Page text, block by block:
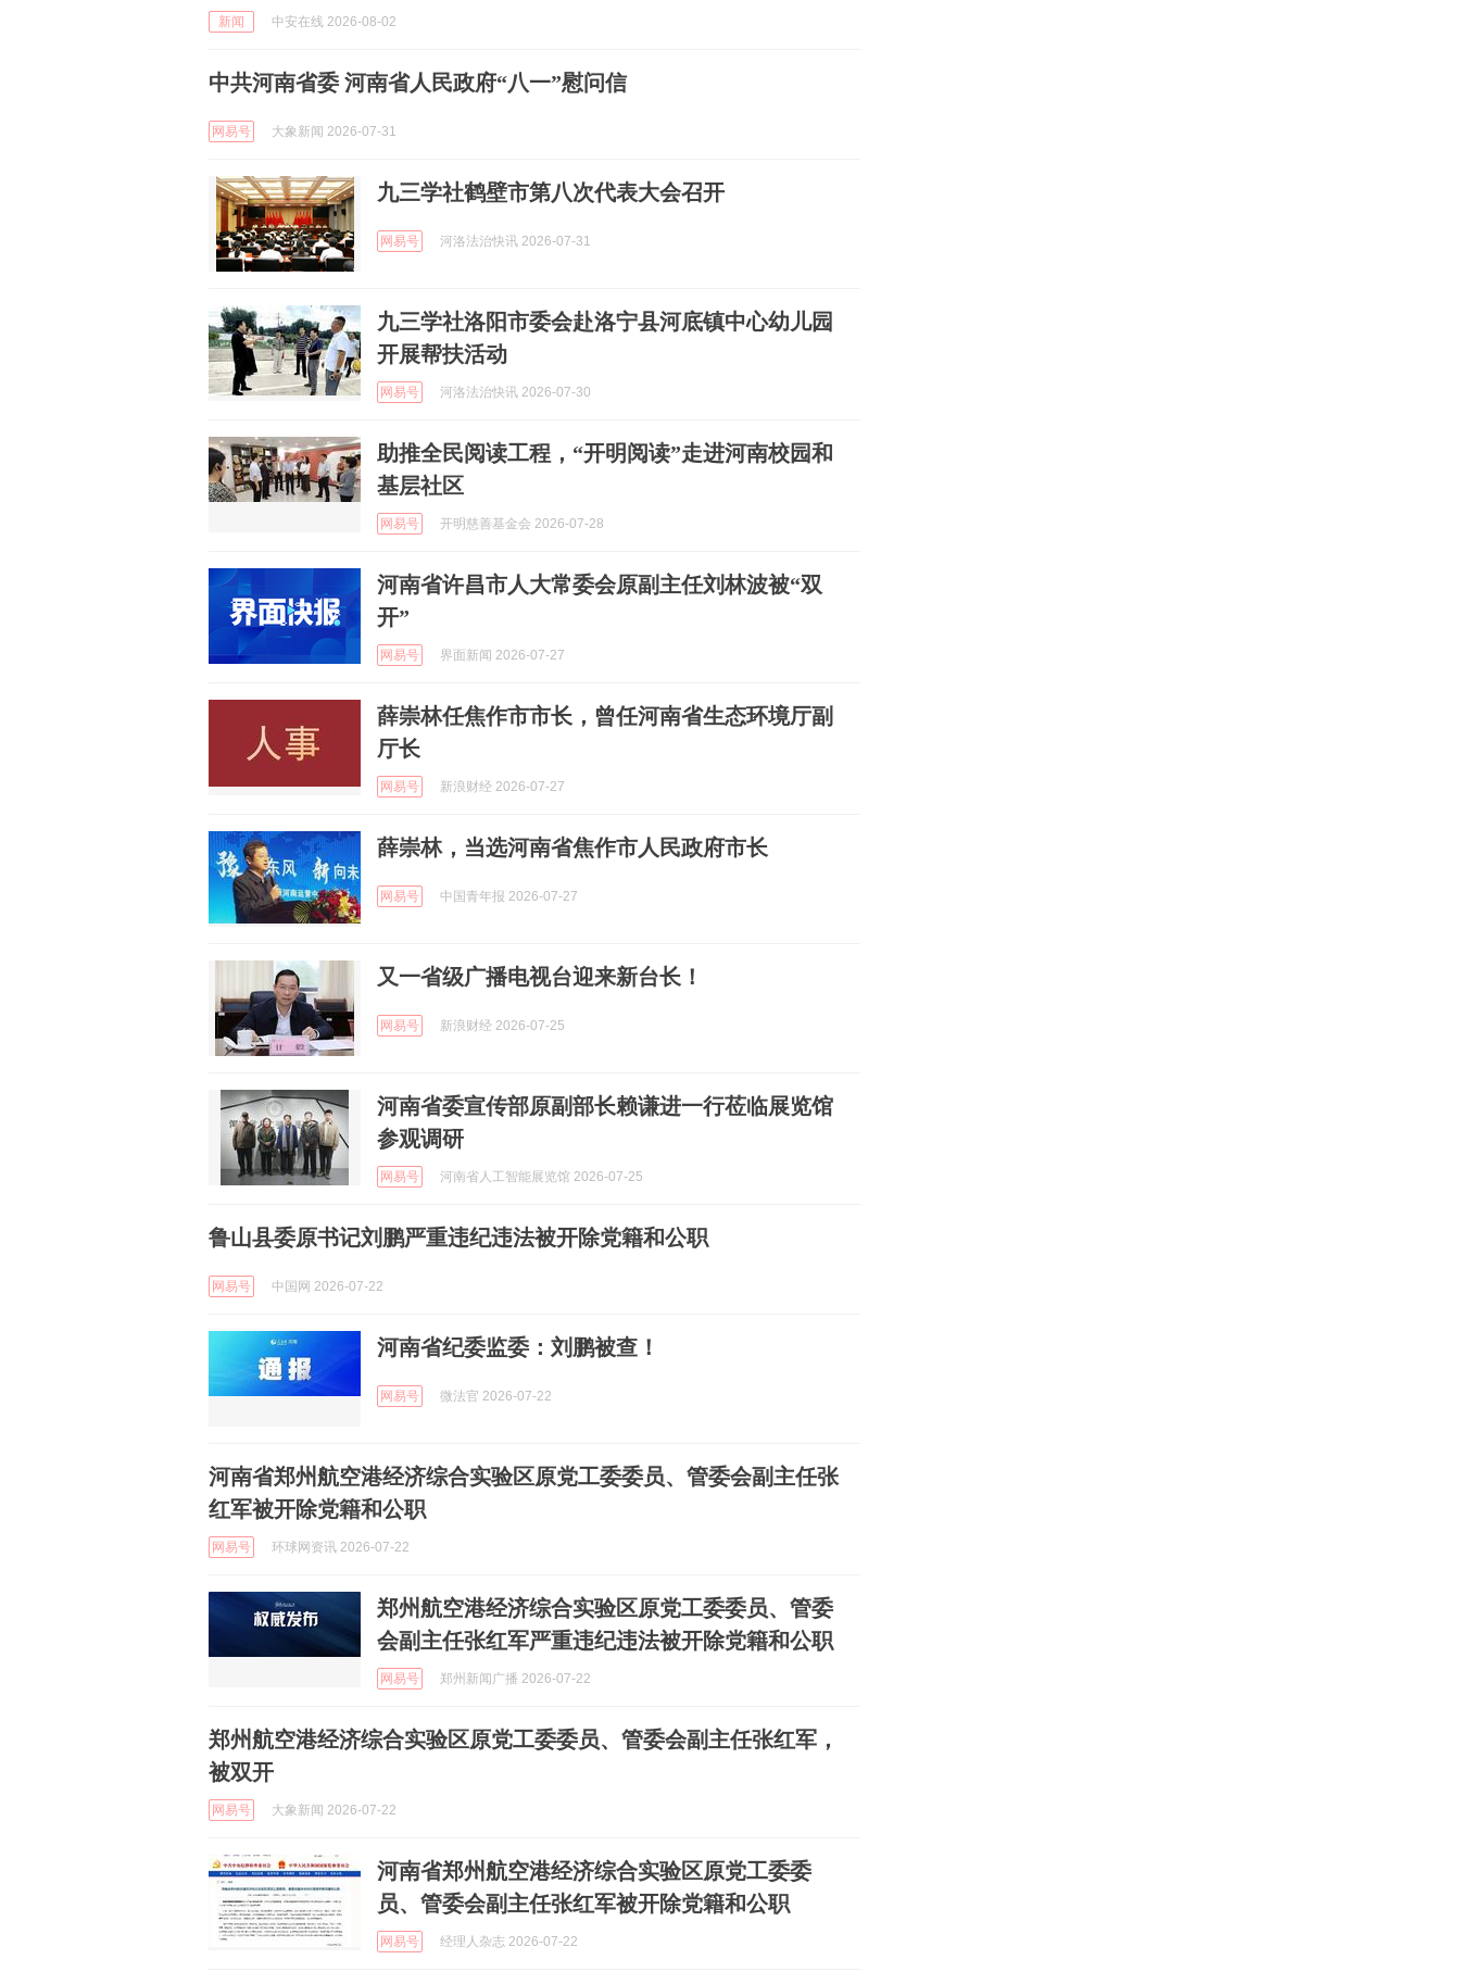
新闻 中安在线 2026-08-02
中共河南省委 河南省人民政府“八一”慰问信
网易号 大象新闻 2026-07-31
九三学社鹤壁市第八次代表大会召开
网易号 河洛法治快讯 2026-07-31
九三学社洛阳市委会赴洛宁县河底镇中心幼儿园
开展帮扶活动
网易号 河洛法治快讯 2026-07-30
助推全民阅读工程，“开明阅读”走进河南校园和
基层社区
网易号 开明慈善基金会 2026-07-28
河南省许昌市人大常委会原副主任刘林波被“双
开”
网易号 界面新闻 2026-07-27
薛崇林任焦作市市长，曾任河南省生态环境厅副
厅长
网易号 新浪财经 2026-07-27
薛崇林，当选河南省焦作市人民政府市长
网易号 中国青年报 2026-07-27
又一省级广播电视台迎来新台长！
网易号 新浪财经 2026-07-25
河南省委宣传部原副部长赖谦进一行莅临展览馆
参观调研
网易号 河南省人工智能展览馆 2026-07-25
鲁山县委原书记刘鹏严重违纪违法被开除党籍和公职
网易号 中国网 2026-07-22
河南省纪委监委：刘鹏被查！
网易号 微法官 2026-07-22
河南省郑州航空港经济综合实验区原党工委委员、管委会副主任张
红军被开除党籍和公职
网易号 环球网资讯 2026-07-22
郑州航空港经济综合实验区原党工委委员、管委
会副主任张红军严重违纪违法被开除党籍和公职
网易号 郑州新闻广播 2026-07-22
郑州航空港经济综合实验区原党工委委员、管委会副主任张红军，
被双开
网易号 大象新闻 2026-07-22
河南省郑州航空港经济综合实验区原党工委委
员、管委会副主任张红军被开除党籍和公职
网易号 经理人杂志 2026-07-22